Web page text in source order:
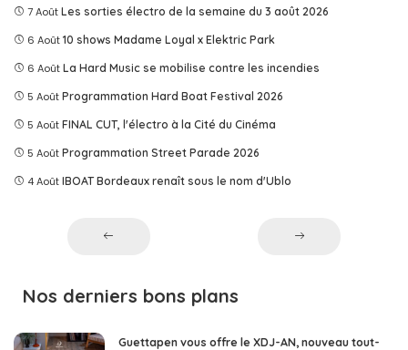
7 Août Les sorties électro de la semaine du 3 août 2026
6 Août 10 shows Madame Loyal x Elektric Park
6 Août La Hard Music se mobilise contre les incendies
5 Août Programmation Hard Boat Festival 2026
5 Août FINAL CUT, l'électro à la Cité du Cinéma
5 Août Programmation Street Parade 2026
4 Août IBOAT Bordeaux renaît sous le nom d'Ublo
Nos derniers bons plans
Guettapen vous offre le XDJ-AN, nouveau tout-